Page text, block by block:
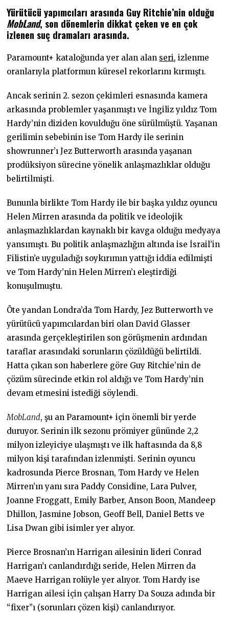
2
0
2
6
Yürütücü yapımcıları arasında Guy Ritchie’nin olduğu
MobLand, son dönemlerin dikkat çeken ve en çok
izlenen suç dramaları arasında.
Paramount+ kataloğunda yer alan alan seri, izlenme
oranlarıyla platformun küresel rekorlarını kırmıştı.
Ancak serinin 2. sezon çekimleri esnasında kamera
arkasında problemler yaşanmıştı ve İngiliz yıldız Tom
Hardy’nin diziden kovulduğu öne sürülmüştü. Yaşanan
gerilimin sebebinin ise Tom Hardy ile serinin
showrunner’ı Jez Butterworth arasında yaşanan
prodüksiyon sürecine yönelik anlaşmazlıklar olduğu
belirtilmişti.
Bununla birlikte Tom Hardy ile bir başka yıldız oyuncu
Helen Mirren arasında da politik ve ideolojik
anlaşmazlıklardan kaynaklı bir kavga olduğu medyaya
yansımıştı. Bu politik anlaşmazlığın altında ise İsrail’in
Filistin’e uyguladığı soykırımın yattığı iddia edilmişti
ve Tom Hardy’nin Helen Mirren’ı eleştirdiği
konuşulmuştu.
Öte yandan Londra’da Tom Hardy, Jez Butterworth ve
yürütücü yapımcılardan biri olan David Glasser
arasında gerçekleştirilen son görüşmenin ardından
taraflar arasındaki sorunların çözüldüğü belirtildi.
Hatta çıkan son haberlere göre Guy Ritchie’nin de
çözüm sürecinde etkin rol aldığı ve Tom Hardy’nin
devam etmesini istediği söylendi.
MobLand, şu an Paramount+ için önemli bir yerde
duruyor. Serinin ilk sezonu prömiyer gününde 2,2
milyon izleyiciye ulaşmıştı ve ilk haftasında da 8,8
milyon kişi tarafından izlenmişti. Serinin oyuncu
kadrosunda Pierce Brosnan, Tom Hardy ve Helen
Mirren’ın yanı sıra Paddy Considine, Lara Pulver,
Joanne Froggatt, Emily Barber, Anson Boon, Mandeep
Dhillon, Jasmine Jobson, Geoff Bell, Daniel Betts ve
Lisa Dwan gibi isimler yer alıyor.
Pierce Brosnan’ın Harrigan ailesinin lideri Conrad
Harrigan’ı canlandırdığı seride, Helen Mirren da
Maeve Harrigan rolüyle yer alıyor. Tom Hardy ise
Harrigan ailesi için çalışan Harry Da Souza adında bir
“fixer”ı (sorunları çözen kişi) canlandırıyor.